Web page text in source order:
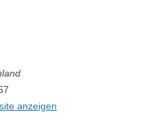
anzeigen